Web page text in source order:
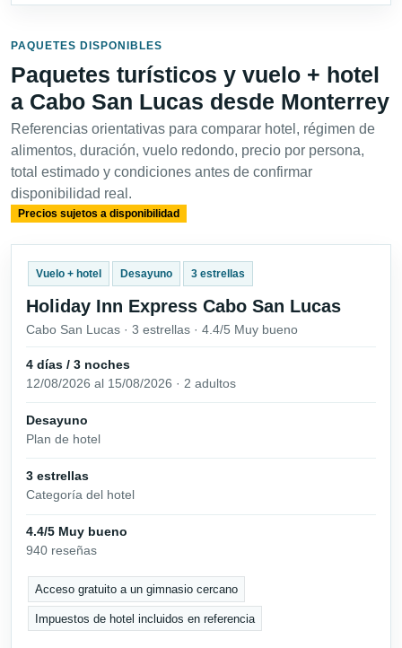
PAQUETES DISPONIBLES
Paquetes turísticos y vuelo + hotel
a Cabo San Lucas desde Monterrey
Referencias orientativas para comparar hotel, régimen de
alimentos, duración, vuelo redondo, precio por persona,
total estimado y condiciones antes de confirmar
disponibilidad real.
Precios sujetos a disponibilidad
Vuelo + hotel Desayuno 3 estrellas
Holiday Inn Express Cabo San Lucas
Cabo San Lucas · 3 estrellas · 4.4/5 Muy bueno
4 días / 3 noches
12/08/2026 al 15/08/2026 · 2 adultos
Desayuno
Plan de hotel
3 estrellas
Categoría del hotel
4.4/5 Muy bueno
940 reseñas
Acceso gratuito a un gimnasio cercano
Impuestos de hotel incluidos en referencia